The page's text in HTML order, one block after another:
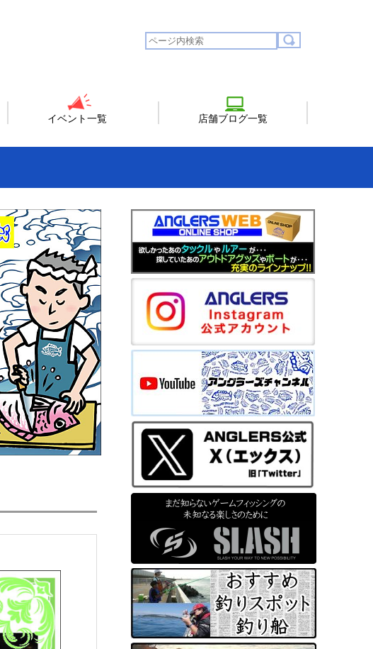
イベント一覧 店舗ブログ一覧